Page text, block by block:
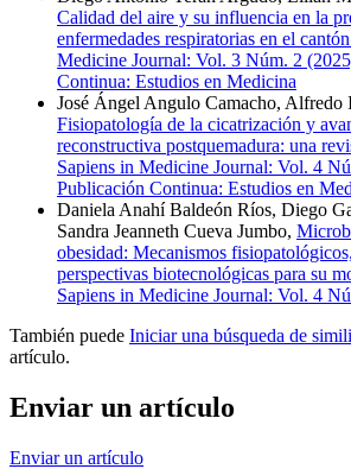
Calidad del aire y su influencia en la
enfermedades respiratorias en el
Medicine Journal: Vol. 3 Núm. 2
Continua: Estudios en Medicina
José Ángel Angulo Camacho, Alfredo
Fisiopatología de la cicatrización y
reconstructiva postquemadura: una
Sapiens in Medicine Journal: Vol. 4
Publicación Continua: Estudios en
Daniela Anahí Baldeón Ríos, Diego
Sandra Jeanneth Cueva Jumbo,
obesidad: Mecanismos
perspectivas biotecnológicas para su
Sapiens in Medicine Journal: Vol. 4
También puede Iniciar una búsqueda de
artículo.
Enviar un artículo
Enviar un artículo